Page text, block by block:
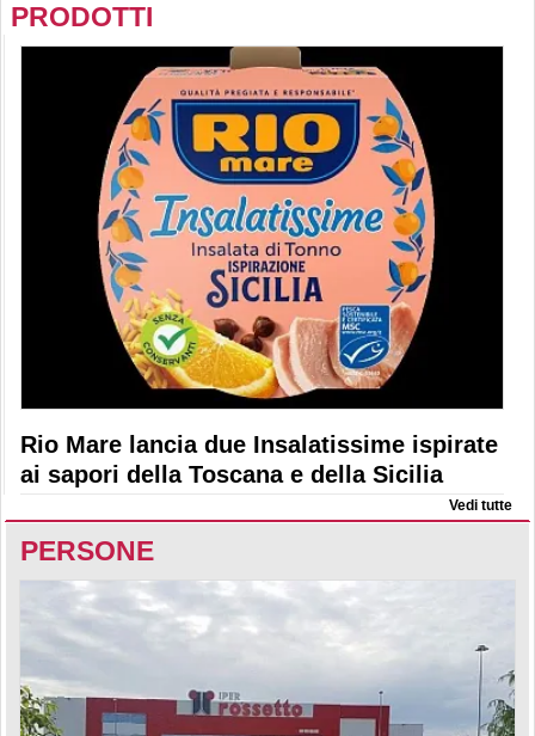
PRODOTTI
Rio Mare lancia due Insalatissime ispirate
ai sapori della Toscana e della Sicilia
Vedi tutte
PERSONE